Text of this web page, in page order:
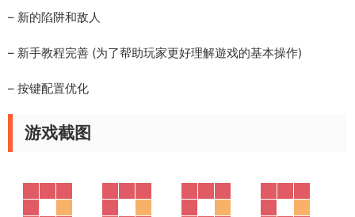
– 新的陷阱和敌人
– 新手教程完善 (为了帮助玩家更好理解遊戏的基本操作)
– 按键配置优化
游戏截图